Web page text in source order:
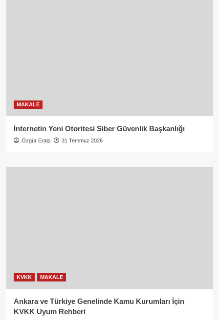
MAKALE
İnternetin Yeni Otoritesi Siber Güvenlik Başkanlığı
Özgür Eralp 31 Temmuz 2026
KVKK MAKALE
Ankara ve Türkiye Genelinde Kamu Kurumları İçin
KVKK Uyum Rehberi